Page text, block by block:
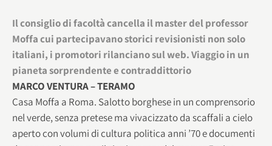
Il consiglio di facoltà cancella il master del professor
Moffa cui partecipavano storici revisionisti non solo
italiani, i promotori rilanciano sul web. Viaggio in un
pianeta sorprendente e contraddittorio
MARCO VENTURA – TERAMO
Casa Moffa a Roma. Salotto borghese in un comprensorio
nel verde, senza pretese ma vivacizzato da scaffali a cielo
aperto con volumi di cultura politica anni ’70 e documenti